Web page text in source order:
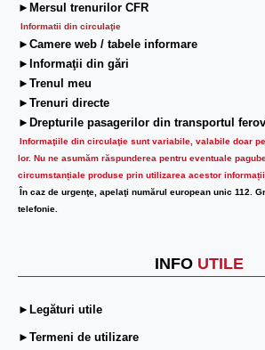
►Mersul trenurilor CFR
Informatii din circulaţie
►Camere web / tabele informare
►Informaţii din gări
►Trenul meu
►Trenuri directe
►Drepturile pasagerilor din transportul
Informaţiile din circulaţie sunt variabile, valabile doar
lor. Nu ne asumăm răspunderea pentru eventuale
circumstanțiale produse prin utilizarea acestor
În caz de urgenţe, apelaţi numărul european unic 112.
telefonie.
INFO UTILE
►Legături utile
►Termeni de utilizare